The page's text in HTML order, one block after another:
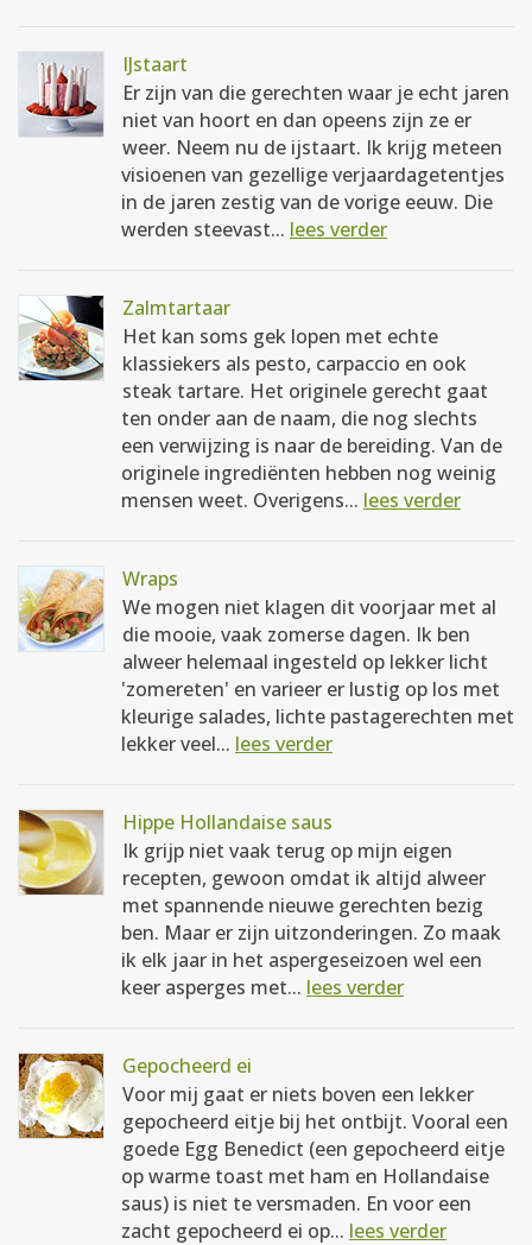
IJstaart
Er zijn van die gerechten waar je echt jaren
niet van hoort en dan opeens zijn ze er
weer. Neem nu de ijstaart. Ik krijg meteen
visioenen van gezellige verjaardagetentjes
in de jaren zestig van de vorige eeuw. Die
werden steevast... lees verder
Zalmtartaar
Het kan soms gek lopen met echte
klassiekers als pesto, carpaccio en ook
steak tartare. Het originele gerecht gaat
ten onder aan de naam, die nog slechts
een verwijzing is naar de bereiding. Van de
originele ingrediënten hebben nog weinig
mensen weet. Overigens... lees verder
Wraps
We mogen niet klagen dit voorjaar met al
die mooie, vaak zomerse dagen. Ik ben
alweer helemaal ingesteld op lekker licht
'zomereten' en varieer er lustig op los met
kleurige salades, lichte pastagerechten met
lekker veel... lees verder
Hippe Hollandaise saus
Ik grijp niet vaak terug op mijn eigen
recepten, gewoon omdat ik altijd alweer
met spannende nieuwe gerechten bezig
ben. Maar er zijn uitzonderingen. Zo maak
ik elk jaar in het aspergeseizoen wel een
keer asperges met... lees verder
Gepocheerd ei
Voor mij gaat er niets boven een lekker
gepocheerd eitje bij het ontbijt. Vooral een
goede Egg Benedict (een gepocheerd eitje
op warme toast met ham en Hollandaise
saus) is niet te versmaden. En voor een
zacht gepocheerd ei op... lees verder